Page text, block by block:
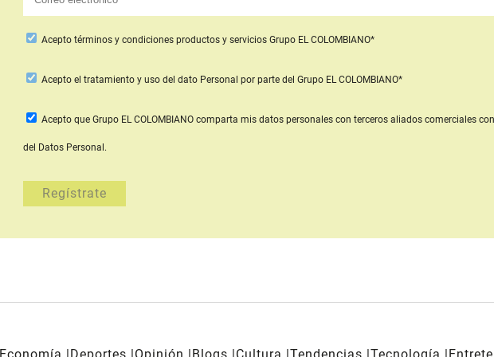
Acepto términos y condiciones productos y servicios Grupo EL COLOMBIANO*
Aceptoel tratamiento y uso del dato Personal por parte del Grupo EL COLOMBIANO*
Acepto que Grupo EL COLOMBIANO comparta mis datos personales con terceros aliados comerciales
del Datos Personal.